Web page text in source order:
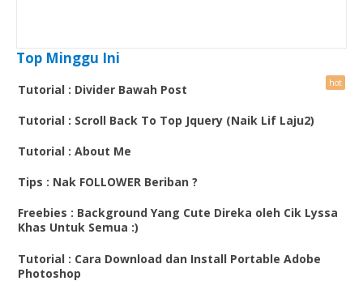
Top Minggu Ini
Tutorial : Divider Bawah Post
Tutorial : Scroll Back To Top Jquery (Naik Lif Laju2)
Tutorial : About Me
Tips : Nak FOLLOWER Beriban ?
Freebies : Background Yang Cute Direka oleh Cik Lyssa
Khas Untuk Semua :)
Tutorial : Cara Download dan Install Portable Adobe
Photoshop